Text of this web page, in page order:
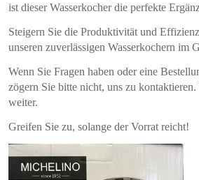
ist dieser Wasserkocher die perfekte
Steigern Sie die Produktivität und
unseren zuverlässigen Wasserkochern im
Wenn Sie Fragen haben oder eine
zögern Sie bitte nicht, uns zu
weiter.
Greifen Sie zu, solange der Vorrat reicht!